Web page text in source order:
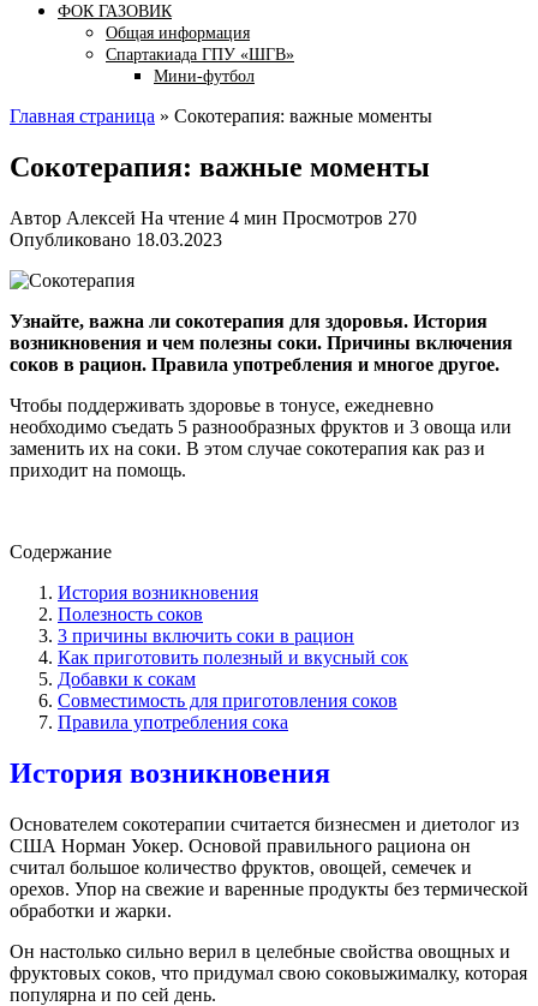
ФОК ГАЗОВИК
Общая информация
Спартакиада ГПУ «ШГВ»
Мини-футбол
Главная страница » Сокотерапия: важные моменты
Сокотерапия: важные моменты
Автор Алексей На чтение 4 мин Просмотров 270
Опубликовано 18.03.2023
Узнайте, важна ли сокотерапия для здоровья. История
возникновения и чем полезны соки. Причины включения
соков в рацион. Правила употребления и многое другое.
Чтобы поддерживать здоровье в тонусе, ежедневно
необходимо съедать 5 разнообразных фруктов и 3 овоща или
заменить их на соки. В этом случае сокотерапия как раз и
приходит на помощь.
Содержание
История возникновения
Полезность соков
3 причины включить соки в рацион
Как приготовить полезный и вкусный сок
Добавки к сокам
Совместимость для приготовления соков
Правила употребления сока
История возникновения
Основателем сокотерапии считается бизнесмен и диетолог из
США Норман Уокер. Основой правильного рациона он
считал большое количество фруктов, овощей, семечек и
орехов. Упор на свежие и варенные продукты без термической
обработки и жарки.
Он настолько сильно верил в целебные свойства овощных и
фруктовых соков, что придумал свою соковыжималку, которая
популярна и по сей день.